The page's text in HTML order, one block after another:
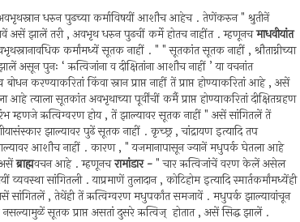
अवभृथस्नान धरुन पुढच्या कर्माविषयीं आशौच आहेच . तेणेंकरुन " श्रुतीनें
करावें असें झालें तरी , अवभृथ धरुन पुढचीं कर्मे होतच नाहींत . म्हणूनचमाधवीयांत
कर्मांमध्यें सूतक नाहीं . " " सूतकांत सूतक नाहीं , श्रौताग्नीच्या
असून पुनः ‘ ऋत्विजांना व दीक्षितांना आशौच नाहीं ’ या वचनांत
करण्याकरितां किंवा स्नान प्राप्त नाहीं तें प्राप्त होण्याकरितां आहे , असें
त्याला सूतकांत अवभृथाच्या पूर्वींचीं कर्मै प्राप्त होण्याकरितां दीक्षितग्रहण
म्हणजे ऋत्विग्वरण होय , तें झाल्यावर सूतक नाहीं " असें सांगितलें तें
झाल्यावर पुढें सूतक नाहीं . कृच्छ्र , चांद्रायण इत्यादि तप
आशौच नाहीं . कारण , " यजमानापासून ज्यानें मधुपर्क घेतला आहे
असेंब्राह्मवचन आहे . म्हणूनचरामांडार -" चार ऋत्विजांचें वरण केलें असेल
सांगितली . याप्रमाणें तुलादान , कोटिहोम इत्यादि स्मार्तकर्मांमध्येंही
सांगितलें , तेथेंही तें ऋत्विग्वरण मधुपर्कांत समजावें . मधुपर्क झाल्यावांचून
सूतक प्राप्त असतां दुसरे ऋत्विज् ‍ होतात , असें सिद्ध झालें .